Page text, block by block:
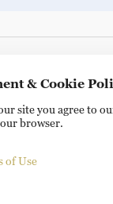
All Rights
& Cookie
site you agree to
browser.
of Use